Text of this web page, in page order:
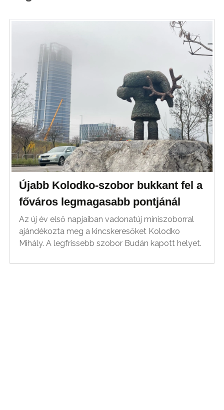
Újabb Kolodko-szobor bukkant fel a
főváros legmagasabb pontjánál
Az új év első napjaiban vadonatúj miniszoborral
ajándékozta meg a kincskeresőket Kolodko
Mihály. A legfrissebb szobor Budán kapott helyet.